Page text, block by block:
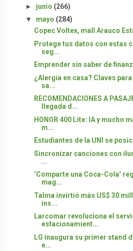
► junio (266)
▼ mayo (284)
Copec Voltex, mall Arauco
Protege tus datos con estas
seg...
Emprender sin saber de
¿Alergia en casa? Claves
sa...
RECOMENDACIONES A
llegada d...
HONOR 400 Lite: IA y mucho
m...
Estudiantes de la UNI se
Sincronizar canciones con
...
‘Comparte una Coca-Cola’
mag...
Talma invirtió más US$ 30
ins...
Larcomar revoluciona el
estacionamient...
LG inaugura su primer stand
e...